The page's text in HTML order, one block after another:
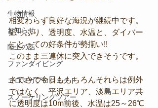
生物情報
お知らせ
陸上の話
ファンダイビング
コロマガプロジェクト
スノーケリングツアー
相変わらず良好な海況が継続中です。
凪っぷり、透明度、水温と、ダイバー
にとっての好条件が勢揃い!!
このまま三連休に突入できそうです。
さてさて今日ももちろんそれらは例外
ではなく、平沢エリア、淡島エリア共
に透明度は10m前後、水温は25～26℃